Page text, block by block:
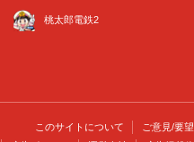
桃太郎電鉄2
このサイトについて ご意見/要望